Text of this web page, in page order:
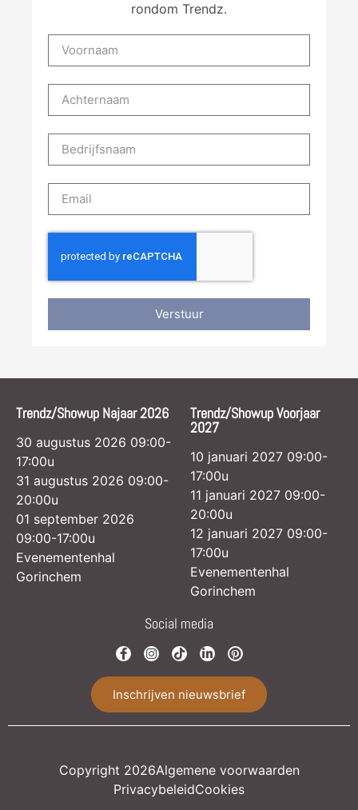
rondom Trendz.
Verstuur
Trendz/Showup Najaar 2026
30 augustus 2026 09:00-
17:00u
31 augustus 2026 09:00-
20:00u
01 september 2026
09:00-17:00u
Evenementenhal
Gorinchem
Trendz/Showup Voorjaar
2027
10 januari 2027 09:00-
17:00u
11 januari 2027 09:00-
20:00u
12 januari 2027 09:00-
17:00u
Evenementenhal
Gorinchem
Social media
Inschrijven nieuwsbrief
Copyright 2026Algemene voorwaarden
PrivacybeleidCookies